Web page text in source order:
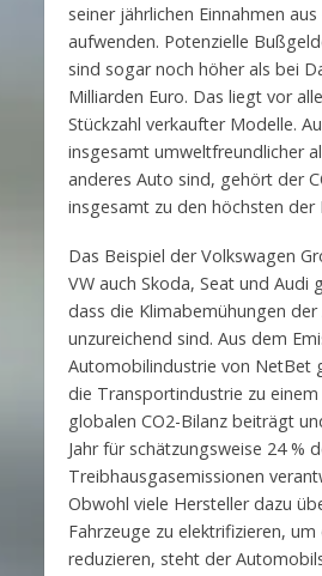
seiner jährlichen Einnahmen
aufwenden. Potenzielle
sind sogar noch höher als bei
Milliarden Euro. Das liegt vor
Stückzahl verkaufter Modelle.
insgesamt umweltfreundlicher
anderes Auto sind, gehört der
insgesamt zu den höchsten der
Das Beispiel der Volkswagen
VW auch Skoda, Seat und Audi
dass die Klimabemühungen
unzureichend sind. Aus dem
Automobilindustrie von NetBet
die Transportindustrie zu
globalen CO2-Bilanz beiträgt
Jahr für schätzungsweise 24 %
Treibhausgasemissionen
Obwohl viele Hersteller dazu
Fahrzeuge zu elektrifizieren, um
reduzieren, steht der